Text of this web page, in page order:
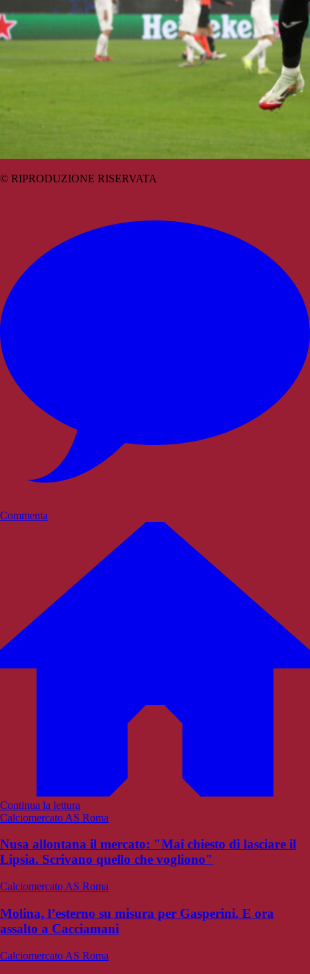
© RIPRODUZIONE RISERVATA
Commenta
Continua la lettura
Calciomercato AS Roma
Nusa allontana il mercato: "Mai chiesto di lasciare il
Lipsia. Scrivano quello che vogliono"
Calciomercato AS Roma
Molina, l’esterno su misura per Gasperini. E ora
assalto a Cacciamani
Calciomercato AS Roma